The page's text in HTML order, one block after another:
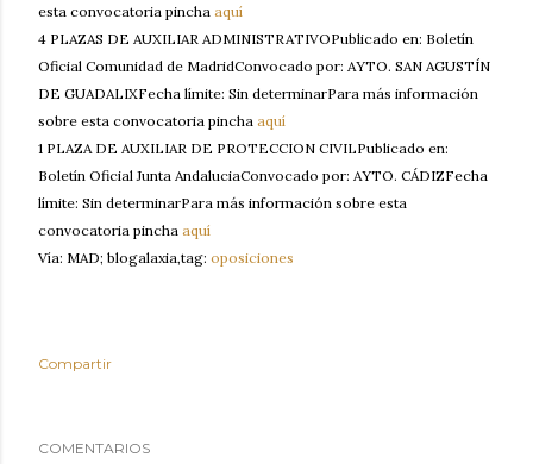
esta convocatoria pincha aquí
4 PLAZAS DE AUXILIAR ADMINISTRATIVOPublicado en: Boletín
Oficial Comunidad de MadridConvocado por: AYTO. SAN AGUSTÍN
DE GUADALIXFecha límite: Sin determinarPara más información
sobre esta convocatoria pincha aquí
1 PLAZA DE AUXILIAR DE PROTECCION CIVILPublicado en:
Boletín Oficial Junta AndaluciaConvocado por: AYTO. CÁDIZFecha
límite: Sin determinarPara más información sobre esta
convocatoria pincha aquí
Vía: MAD; blogalaxia,tag: oposiciones
Compartir
COMENTARIOS